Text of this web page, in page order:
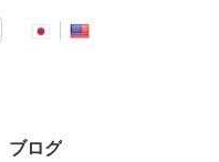
ブログ